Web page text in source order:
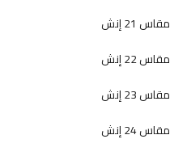
مقاس 21 إنش
مقاس 22 إنش
مقاس 23 إنش
مقاس 24 إنش